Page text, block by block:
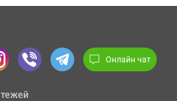
Онлайн чат